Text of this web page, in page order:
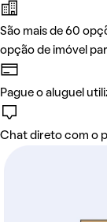
São mais de 60
opção de imóvel
Pague o aluguel
Chat direto com o